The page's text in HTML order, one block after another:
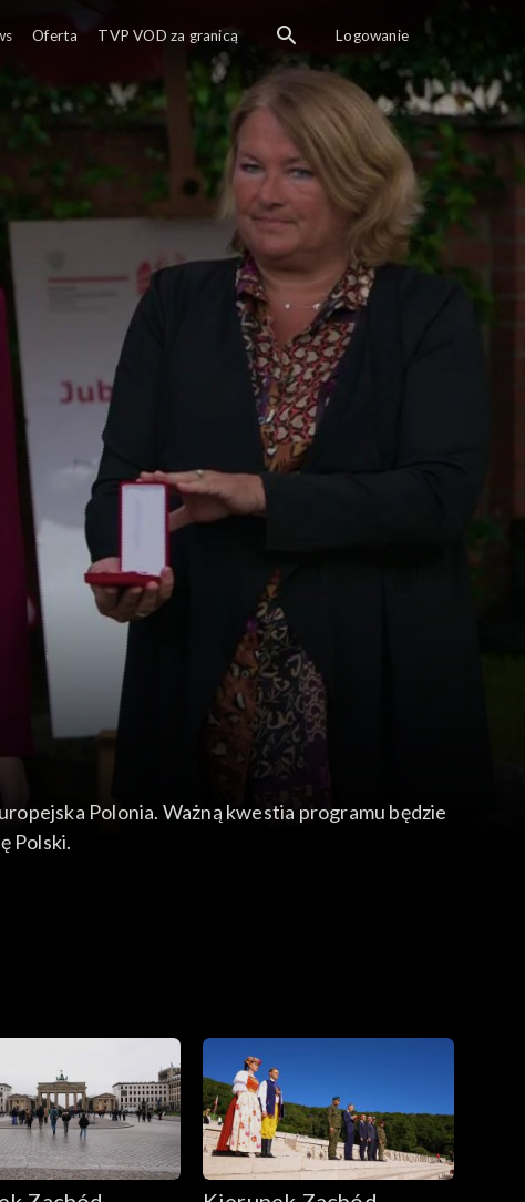
Polonia. Ważną kwestia programu będzie
Polski.
Oferta TVP VOD za granicą Logowanie